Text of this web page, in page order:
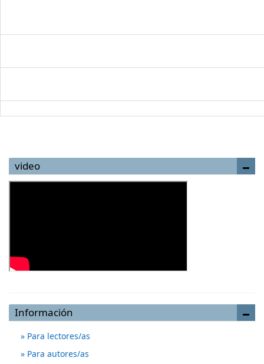
video
Información
Para lectores/as
Para autores/as